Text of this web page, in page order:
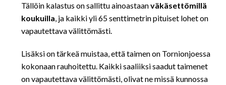
Tällöin kalastus on sallittu ainoastaanväkäsettömillä
koukuilla, ja kaikki yli 65 senttimetrin pituiset lohet on
vapautettava välittömästi.
Lisäksi on tärkeä muistaa, että taimen on Tornionjoessa
kokonaan rauhoitettu. Kaikki saaliiksi saadut taimenet
on vapautettava välittömästi, olivat ne missä kunnossa